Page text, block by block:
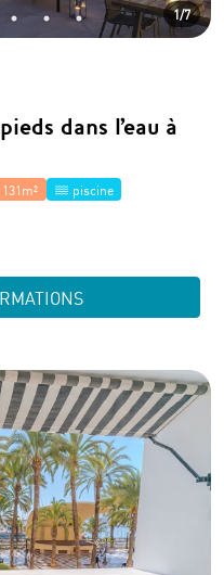
1/7
dans l'eau à
131m²
piscine